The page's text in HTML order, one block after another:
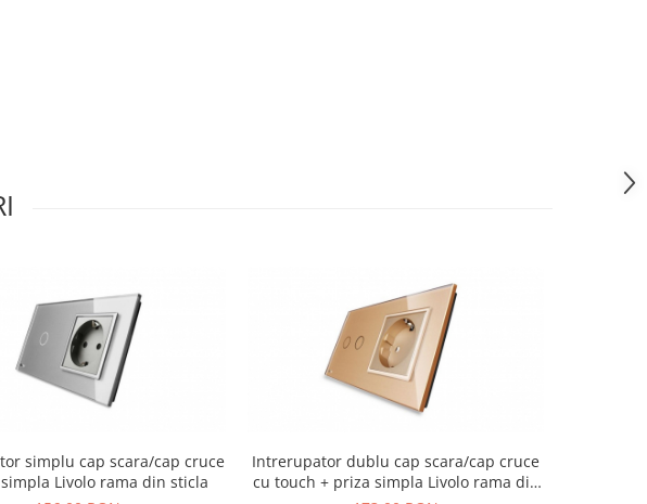
simplu cap scara/cap cruce
Livolo rama din sticla
Intrerupator dublu cap scara/cap cruce
cu touch + priza simpla Livolo rama din